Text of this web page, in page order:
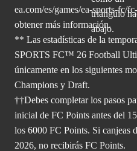
ea.com/es/games/ea-sports-fc/
obtenermás información.
** Las estadísticas de la
SPORTS FC™ 26 Football
únicamente en los siguientes
Champions y Draft.
††Debes completar los pasos
inicial de FC Points antes del
los 6000 FC Points. Si canjeas
2026, no recibirás FC Points.